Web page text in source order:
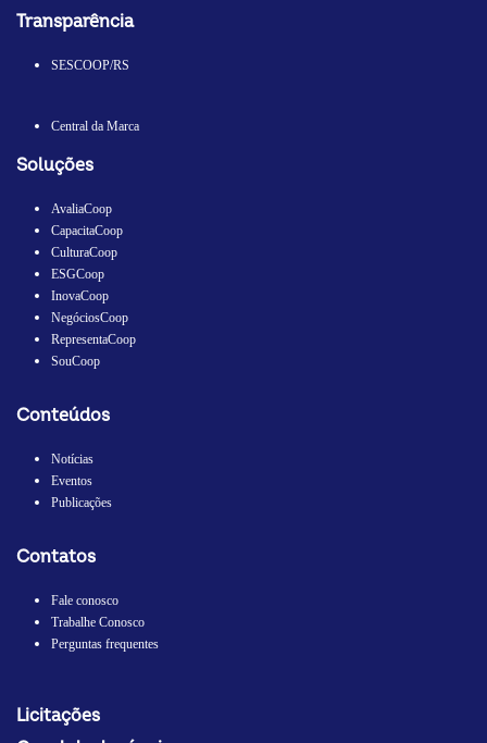
Transparência
SESCOOP/RS
Central da Marca
Soluções
AvaliaCoop
CapacitaCoop
CulturaCoop
ESGCoop
InovaCoop
NegóciosCoop
RepresentaCoop
SouCoop
Conteúdos
Notícias
Eventos
Publicações
Contatos
Fale conosco
Trabalhe Conosco
Perguntas frequentes
Licitações